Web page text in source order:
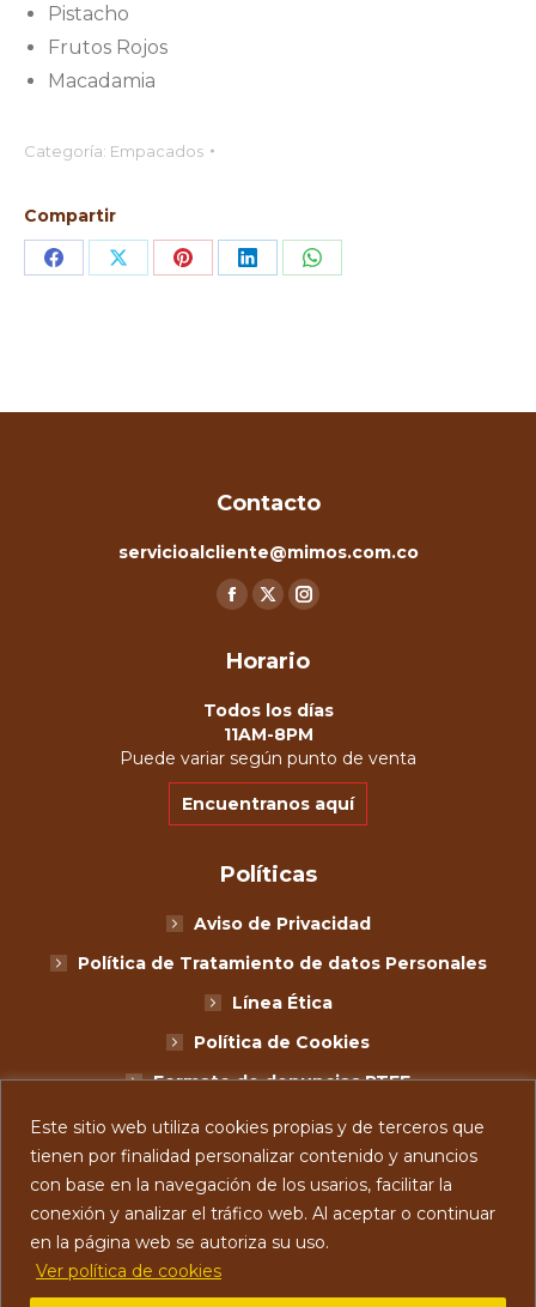
Este sitio web utiliza cookies propias y de terceros que
tienen por finalidad personalizar contenido y anuncios
con base en la navegación de los usarios, facilitar la
conexión y analizar el tráfico web. Al aceptar o continuar
en la página web se autoriza su uso.
Ver política de cookies
Pistacho
Frutos Rojos
Macadamia
Categoría: Empacados
Compartir
Share Share Share Share Share
Contacto
servicioalcliente@mimos.com.co
Encuéntranos en:
Facebook
opens
in
new
window
X
opens
in
new
window
Instagram
opens
in
new
window
Horario
Todos los días
11AM-8PM
Puede variar según punto de venta
Encuentranos aquí
Políticas
Aviso de Privacidad
Política de Tratamiento de datos Personales
Línea Ética
Política de Cookies
Formato de denuncias PTEE
Términos y Condiciones
Legales Promos
GÁNATE UN PLAN ARÁCNIDO CON MIMO’S®